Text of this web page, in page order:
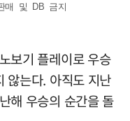
매 및 DB 금지
보기 플레이로 우승
않는다. 아직도 지난
해 우승의 순간을 돌